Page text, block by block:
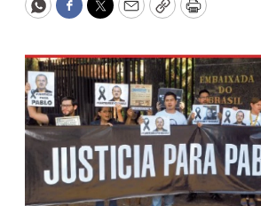
WhatsApp
Facebook
Twitter
EmailCopyPrint